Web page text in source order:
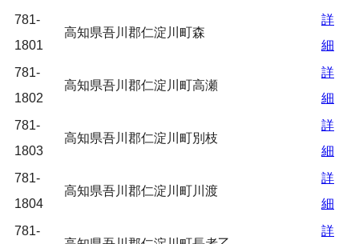
781-
1801
高知県吾川郡仁淀川町森
詳
細
781-
1802
高知県吾川郡仁淀川町高瀬
詳
細
781-
1803
高知県吾川郡仁淀川町別枝
詳
細
781-
1804
高知県吾川郡仁淀川町川渡
詳
細
781-
詳